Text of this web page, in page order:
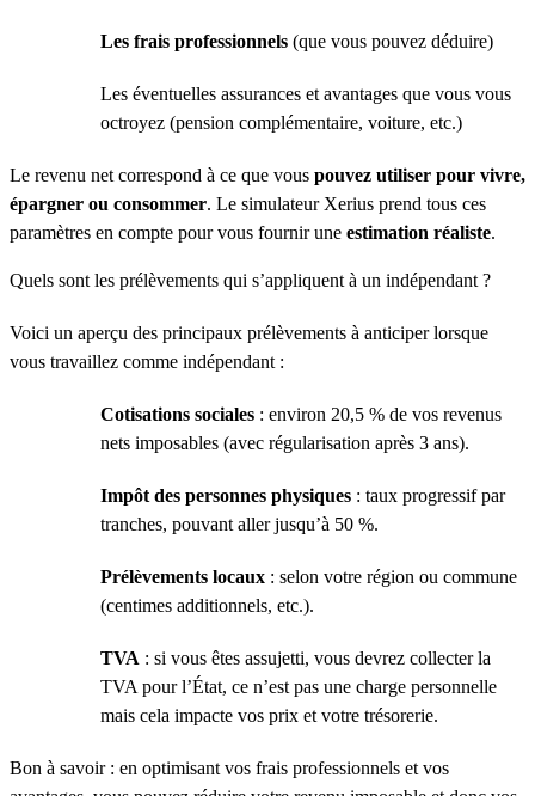
Les frais professionnels (que vous pouvez déduire)
Les éventuelles assurances et avantages que vous vous
octroyez (pension complémentaire, voiture, etc.)
Le revenu net correspond à ce que vous pouvez utiliser pour vivre,
épargner ou consommer. Le simulateur Xerius prend tous ces
paramètres en compte pour vous fournir une estimation réaliste.
Quels sont les prélèvements qui s’appliquent à un indépendant ?
Voici un aperçu des principaux prélèvements à anticiper lorsque
vous travaillez comme indépendant :
Cotisations sociales : environ 20,5 % de vos revenus
nets imposables (avec régularisation après 3 ans).
Impôt des personnes physiques : taux progressif par
tranches, pouvant aller jusqu’à 50 %.
Prélèvements locaux : selon votre région ou commune
(centimes additionnels, etc.).
TVA : si vous êtes assujetti, vous devrez collecter la
TVA pour l’État, ce n’est pas une charge personnelle
mais cela impacte vos prix et votre trésorerie.
Bon à savoir : en optimisant vos frais professionnels et vos